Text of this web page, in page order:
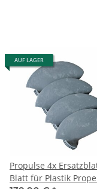
AUF LAGER
Propulse 4x
Blatt für Plastik